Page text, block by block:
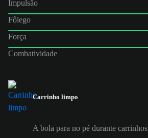
Impulsão
Fôlego
Força
Combatividade
Carrinho limpo
A bola para no pé durante carrinhos